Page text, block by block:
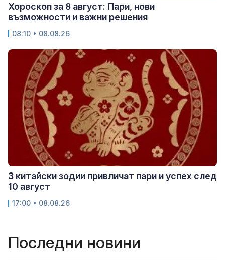
Хороскоп за 8 август: Пари, нови
възможности и важни решения
08:10 • 08.08.26
3 китайски зодии привличат пари и успех след
10 август
17:00 • 08.08.26
Последни новини